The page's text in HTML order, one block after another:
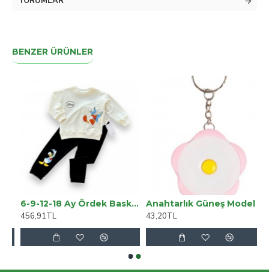
BENZER ÜRÜNLER
6-9-12-18 Ay Ördek Baskılı Pamuk Penye Kumaş Erkek Bebek Takımı
456,91TL
Anahtarlık Güneş Model
43,20TL